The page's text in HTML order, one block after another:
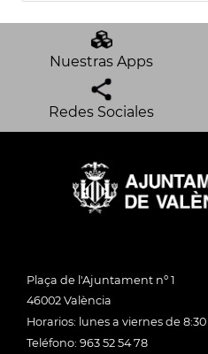
Nuestras Apps
Redes Sociales
Plaça de l'Ajuntament nº 1
46002 València
Horarios: lunes a viernes de
Teléfono: 963 52 54 78